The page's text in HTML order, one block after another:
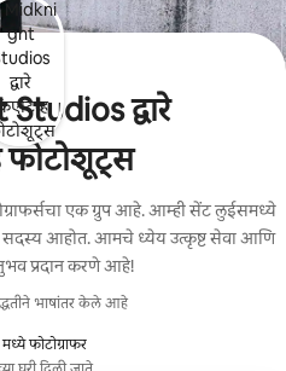
द्वारे
फोटोशूट्स
एक ग्रुप आहे. आम्ही सेंट लुईसमध्ये
सदस्य आहोत. आमचे ध्येय उत्कृष्ट सेवा आणि
प्रदान करणे आहे!
भाषांतर केले आहे
फोटोग्राफर